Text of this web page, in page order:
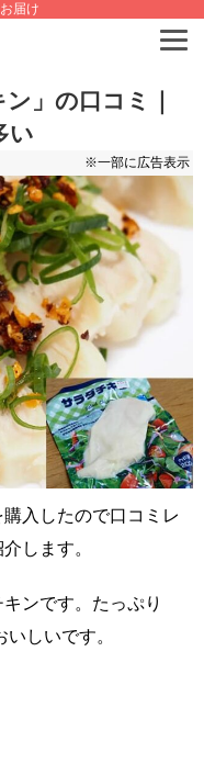
届け
」の口コミ｜
い
※一部に広告表示
入したので口コミレ
します。
ンです。たっぷり
しいです。